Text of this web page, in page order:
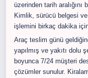
üzerinden tarih aralığını
Kimlik, sürücü belgesi
işlemini birkaç dakika
Araç teslim günü
yapılmış ve yakıtı dolu
boyunca 7/24 müşteri
çözümler sunulur.